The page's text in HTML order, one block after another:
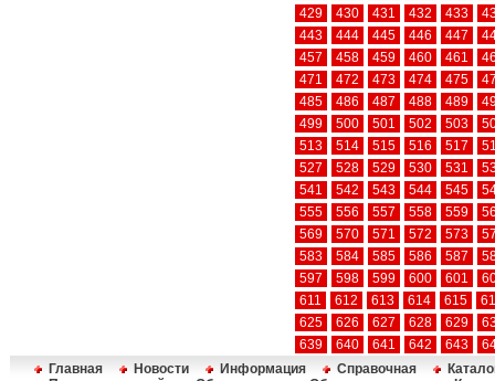
429
430 431 432 433
443
444 445 446 447
457
458 459 460 461
471
472 473 474 475
485
486 487 488 489
499
500 501 502 503
513
514 515 516 517
527
528 529 530 531
541
542 543 544 545
555
556 557 558 559
569
570 571 572 573
583
584 585 586 587
597
598 599 600 601
611
612 613 614 615
625
626 627 628 629
639
640 641 642 643
Главная
Новости Информация Справочная